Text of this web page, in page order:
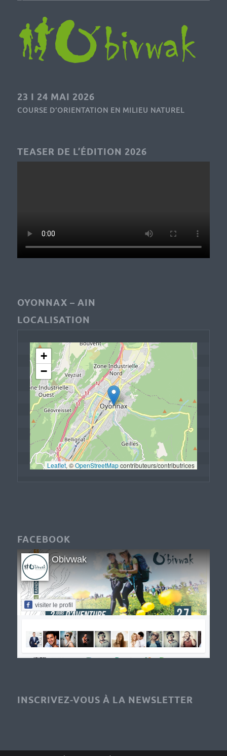
23 I 24 MAI 2026
COURSE D’ORIENTATION EN MILIEU NATUREL
TEASER DE L’ÉDITION 2026
OYONNAX – AIN
LOCALISATION
+
−
Leaflet, © OpenStreetMap contributeurs/contributrices
FACEBOOK
Obivwak
visiter le profil
INSCRIVEZ-VOUS À LA NEWSLETTER